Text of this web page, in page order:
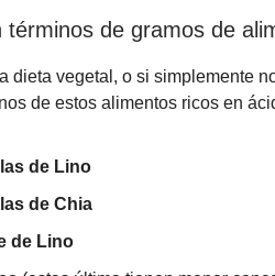
términos de gramos de
dieta vegetal, o si simplemente
de estos alimentos ricos en
de Lino
de Chia
de Lino